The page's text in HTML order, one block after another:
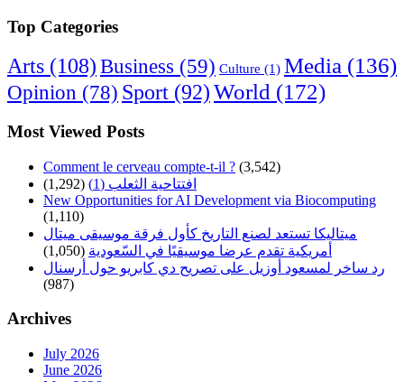
Top Categories
Arts (108) Business (59) Culture (1) Media (136)
Opinion (78) Sport (92)World (172)
Most Viewed Posts
Comment le cerveau compte-t-il ? (3,542)
افتتاحية الثعلب (1)
(1,292)
New Opportunities for AI Development via Biocomputing
(1,110)
ميتاليكا تستعد لصنع التاريخ كأول فرقة موسيقى ميتال
أمريكية تقدم عرضا موسيقيًا في السّعودية (1,050)
رد ساخر لمسعود أوزيل على تصريح دي كابريو حول أرسنال
(987)
Archives
July 2026
June 2026